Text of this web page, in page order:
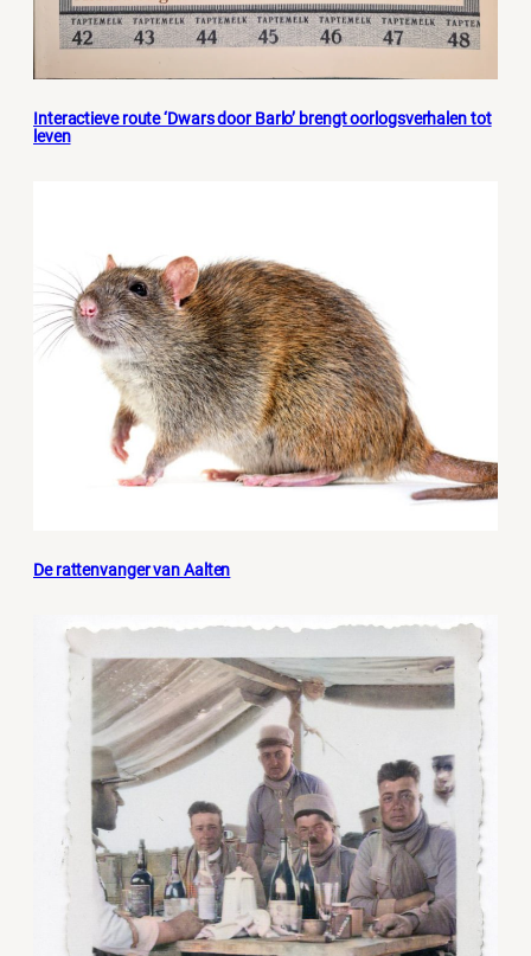
Interactieve route ‘Dwars door Barlo’ brengt oorlogsverhalen tot
leven
De rattenvanger van Aalten